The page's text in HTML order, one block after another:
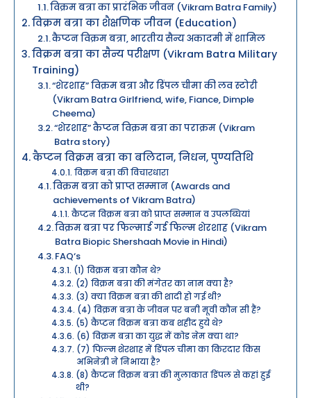
विक्रम बत्रा का प्रारंभिक जीवन (Vikram Batra Family)
विक्रम बत्रा का शैक्षणिक जीवन (Education)
कैप्टन विक्रम बत्रा, भारतीय सैन्य अकादमी में शामिल
विक्रम बत्रा का सैन्य परीक्षण (Vikram Batra Military
Training)
“शेरशाह” विक्रम बत्रा और डिंपल चीमा की लव स्टोरी
(Vikram Batra Girlfriend, wife, Fiance, Dimple
Cheema)
“शेरशाह” कैप्टन विक्रम बत्रा का पराक्रम (Vikram
Batra story)
कैप्टन विक्रम बत्रा का बलिदान, निधन, पुण्यतिथि
विक्रम बत्रा की विचारधारा
विक्रम बत्रा को प्राप्त सम्मान (Awards and
achievements of Vikram Batra)
कैप्टन विक्रम बत्रा को प्राप्त सम्मान व उपलब्धियां
विक्रम बत्रा पर फिल्माई गई फिल्म शेरशाह (Vikram
Batra Biopic Shershaah Movie in Hindi)
FAQ‘s
(1) विक्रम बत्रा कौन थे?
(2) विक्रम बत्रा की मंगेतर का नाम क्या है?
(3) क्या विक्रम बत्रा की शादी हो गई थी?
(4) विक्रम बत्रा के जीवन पर बनी मूवी कौन सी हैं?
(5) कैप्टन विक्रम बत्रा कब शहीद हुये थे?
(6) विक्रम बत्रा का युद्ध में कोड नेम क्या था?
(7) फिल्म शेरशाह में डिंपल चीमा का किरदार किस
अभिनेत्री ने निभाया है?
(8) कैप्टन विक्रम बत्रा की मुलाकात डिंपल से कहां हुई
थी?